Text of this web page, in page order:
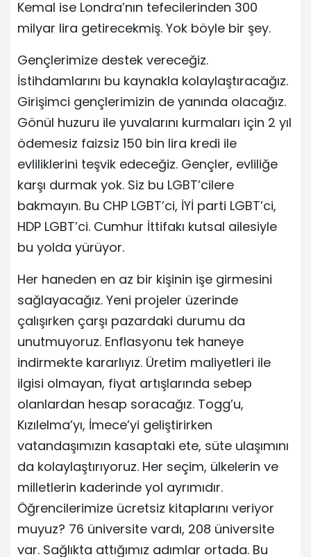
Kemal ise Londra’nın tefecilerinden 300
milyar lira getirecekmiş. Yok böyle bir şey.
Gençlerimize destek vereceğiz.
İstihdamlarını bu kaynakla kolaylaştıracağız.
Girişimci gençlerimizin de yanında olacağız.
Gönül huzuru ile yuvalarını kurmaları için 2 yıl
ödemesiz faizsiz 150 bin lira kredi ile
evliliklerini teşvik edeceğiz. Gençler, evliliğe
karşı durmak yok. Siz bu LGBT’cilere
bakmayın. Bu CHP LGBT’ci, İYİ parti LGBT’ci,
HDP LGBT’ci. Cumhur İttifakı kutsal ailesiyle
bu yolda yürüyor.
Her haneden en az bir kişinin işe girmesini
sağlayacağız. Yeni projeler üzerinde
çalışırken çarşı pazardaki durumu da
unutmuyoruz. Enflasyonu tek haneye
indirmekte kararlıyız. Üretim maliyetleri ile
ilgisi olmayan, fiyat artışlarında sebep
olanlardan hesap soracağız. Togg’u,
Kızılelma’yı, İmece’yi geliştirirken
vatandaşımızın kasaptaki ete, süte ulaşımını
da kolaylaştırıyoruz. Her seçim, ülkelerin ve
milletlerin kaderinde yol ayrımıdır.
Öğrencilerimize ücretsiz kitaplarını veriyor
muyuz? 76 üniversite vardı, 208 üniversite
var. Sağlıkta attığımız adımlar ortada. Bu